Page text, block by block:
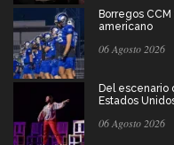
Borregos
americano
06 Agosto 2026
Del escenario
Estados
06 Agosto 2026